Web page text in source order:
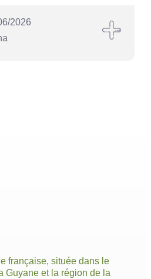
2026
française, située dans le
Guyane et la région de la